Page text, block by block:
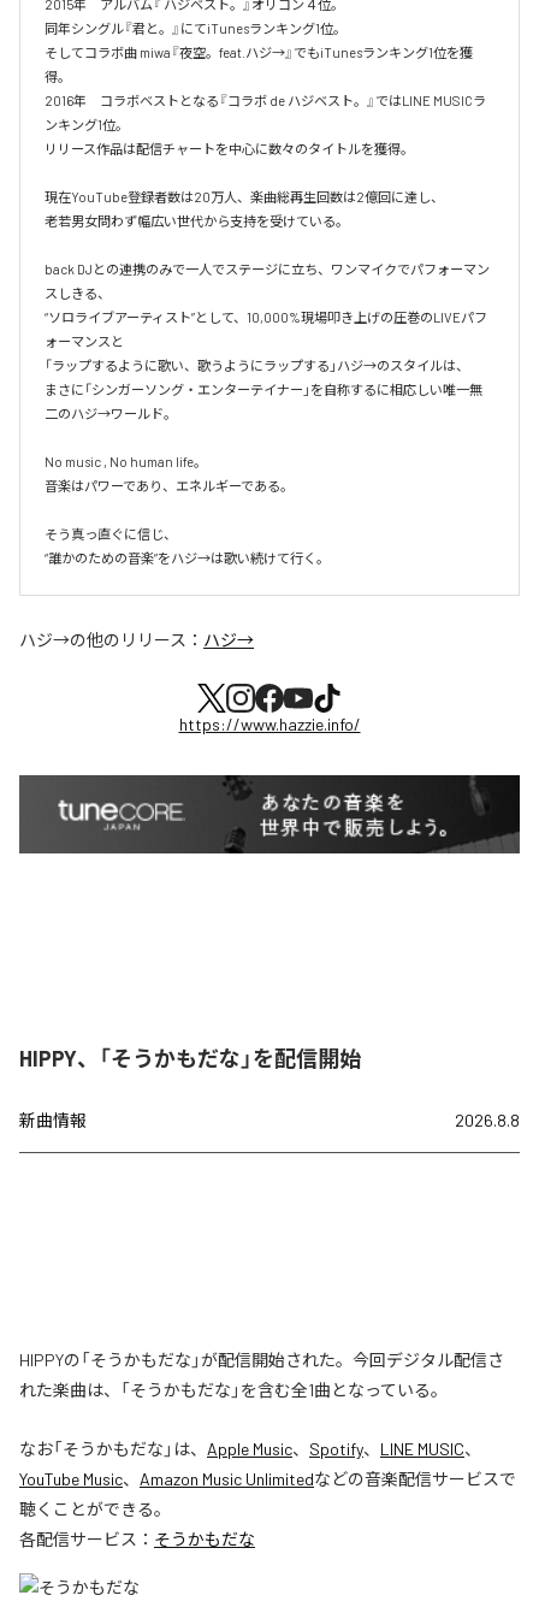
2015年　アルバム『 ハジベスト。』オリコン４位。
同年シングル『君と。』にてiTunesランキング1位。
そしてコラボ曲 miwa『夜空。feat.ハジ→』でもiTunesランキング1位を獲
得。
2016年　コラボベストとなる『コラボ de ハジベスト。』ではLINE MUSICラ
ンキング1位。
リリース作品は配信チャートを中心に数々のタイトルを獲得。
現在YouTube登録者数は20万人、楽曲総再生回数は2億回に達し、
老若男女問わず幅広い世代から支持を受けている。
back DJとの連携のみで一人でステージに立ち、ワンマイクでパフォーマン
スしきる、
“ソロライブアーティスト”として、10,000%現場叩き上げの圧巻のLIVEパフ
ォーマンスと
「ラップするように歌い、歌うようにラップする」ハジ→のスタイルは、
まさに「シンガーソング・エンターテイナー」を自称するに相応しい唯一無
二のハジ→ワールド。
No music , No human life。
音楽はパワーであり、エネルギーである。
そう真っ直ぐに信じ、
ハジ→の他のリリース： ハジ→
https://www.hazzie.info/
HIPPY、「そうかもだな」を配信開始
新曲情報 2026.8.8
HIPPYの「そうかもだな」が配信開始された。今回デジタル配信さ
れた楽曲は、「そうかもだな」を含む全1曲となっている。
なお「そうかもだな 」は、 Apple Music、 Spotify、 LINE MUSIC、
YouTube Music、 Amazon Music Unlimitedなどの音楽配信サービスで
聴くことができる。
各配信サービス： そうかもだな